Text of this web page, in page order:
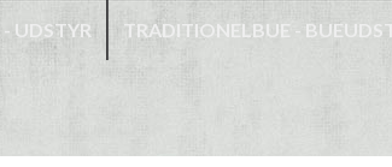
UDSTYR TRADITIONELBUE -